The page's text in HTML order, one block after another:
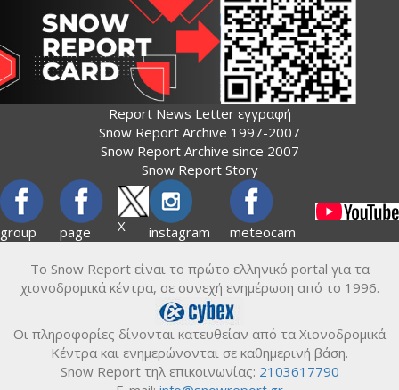
Report News Letter εγγραφή
Snow Report Archive 1997-2007
Snow Report Archive since 2007
Snow Report Story
group page X instagram meteocam
Το Snow Report είναι το πρώτο ελληνικό portal για τα
χιονοδρομικά κέντρα, σε συνεχή ενημέρωση από το 1996.
Οι πληροφορίες δίνονται κατευθείαν από τα Χιονοδρομικά
Κέντρα και ενημερώνονται σε καθημερινή βάση.
Snow Report τηλ επικοινωνίας: 2103617790